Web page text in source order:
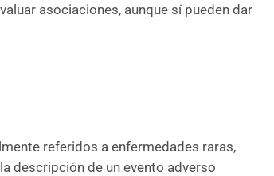
asociaciones, aunque sí pueden dar
referidos a enfermedades raras,
descripción de un evento adverso